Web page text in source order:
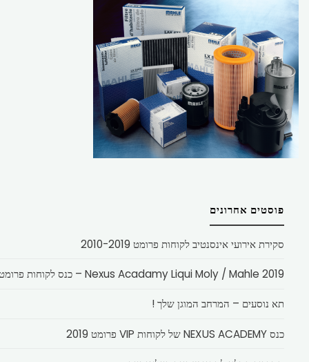
פוסטים אחרונים
סקירת אירועי אינסנטיב לקוחות פרומט 2010-2019
Nexus Acadamy Liqui Moly / Mahle 2019 – כנס לקוחות פרומט
תא נוסעים – המרחב המוגן שלך !
כנס NEXUS ACADEMY של לקוחות VIP פרומט 2019